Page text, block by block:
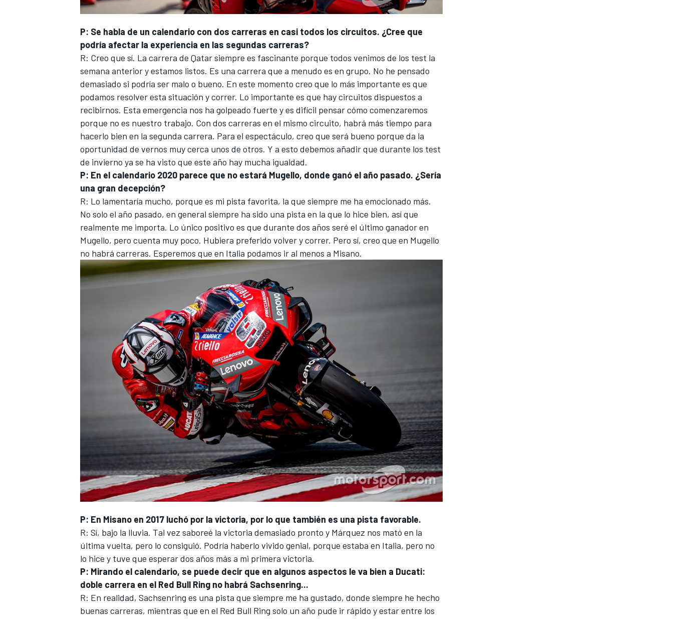
P: Se habla de un calendario con dos carreras en casi todos los circuitos. ¿Cree que
podría afectar la experiencia en las segundas carreras?
R: Creo que sí. La carrera de Qatar siempre es fascinante porque todos venimos de los test la
semana anterior y estamos listos. Es una carrera que a menudo es en grupo. No he pensado
demasiado si podría ser malo o bueno. En este momento creo que lo más importante es que
podamos resolver esta situación y correr. Lo importante es que hay circuitos dispuestos a
recibirnos. Esta emergencia nos ha golpeado fuerte y es difícil pensar cómo comenzaremos
porque no es nuestro trabajo. Con dos carreras en el mismo circuito, habrá más tiempo para
hacerlo bien en la segunda carrera. Para el espectáculo, creo que será bueno porque da la
oportunidad de vernos muy cerca unos de otros. Y a esto debemos añadir que durante los test
de invierno ya se ha visto que este año hay mucha igualdad.
P: En el calendario 2020 parece que no estará Mugello, donde ganó el año pasado. ¿Sería
una gran decepción?
R: Lo lamentaría mucho, porque es mi pista favorita, la que siempre me ha emocionado más.
No solo el año pasado, en general siempre ha sido una pista en la que lo hice bien, así que
realmente me importa. Lo único positivo es que durante dos años seré el último ganador en
Mugello, pero cuenta muy poco. Hubiera preferido volver y correr. Pero sí, creo que en Mugello
no habrá carreras. Esperemos que en Italia podamos ir al menos a Misano.
P: En Misano en 2017 luchó por la victoria, por lo que también es una pista favorable.
R: Sí, bajo la lluvia. Tal vez saboreé la victoria demasiado pronto y Márquez nos mató en la
última vuelta, pero lo consiguió. Podría haberlo vivido genial, porque estaba en Italia, pero no
lo hice y tuve que esperar dos años más a mi primera victoria.
P: Mirando el calendario, se puede decir que en algunos aspectos le va bien a Ducati:
doble carrera en el Red Bull Ring no habrá Sachsenring...
R: En realidad, Sachsenring es una pista que siempre me ha gustado, donde siempre he hecho
buenas carreras, mientras que en el Red Bull Ring solo un año pude ir rápido y estar entre los